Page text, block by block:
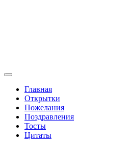
Главная
Открытки
Пожелания
Поздравления
Тосты
Цитаты